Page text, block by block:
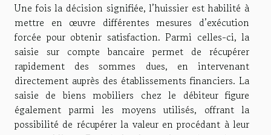
Une fois la décision signifiée, l’huissier est habilité à
mettre en œuvre différentes mesures d’exécution
forcée pour obtenir satisfaction. Parmi celles-ci, la
saisie sur compte bancaire permet de récupérer
rapidement des sommes dues, en intervenant
directement auprès des établissements financiers. La
saisie de biens mobiliers chez le débiteur figure
également parmi les moyens utilisés, offrant la
possibilité de récupérer la valeur en procédant à leur